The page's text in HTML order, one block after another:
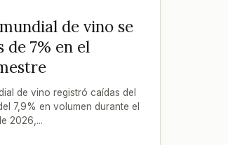
de vino se
de 7% en el
de vino registró caídas del
7,9% en volumen durante el
2026,...